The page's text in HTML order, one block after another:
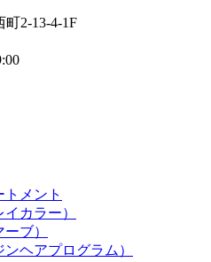
町2-13-4-1F
トメント
カラー）
ブ）
ンヘアプログラム）